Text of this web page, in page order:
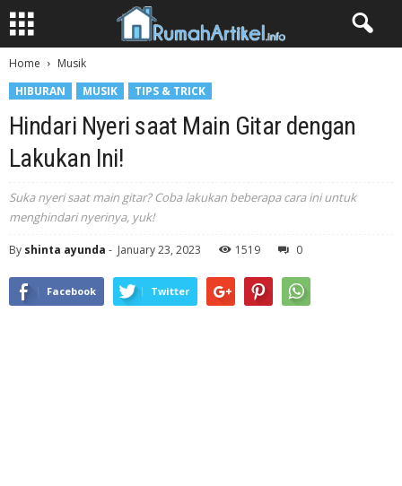
Home
Musik
HIBURAN
MUSIK TIPS & TRICK
Hindari Nyeri saat Main Gitar dengan
Lakukan Ini!
Suka nyeri saat main gitar? Coba lakukan beberapa cara ini untuk
menghindari nyerinya, yuk!
By shinta ayunda - January 23, 2023 1519 0
Facebook Twitter